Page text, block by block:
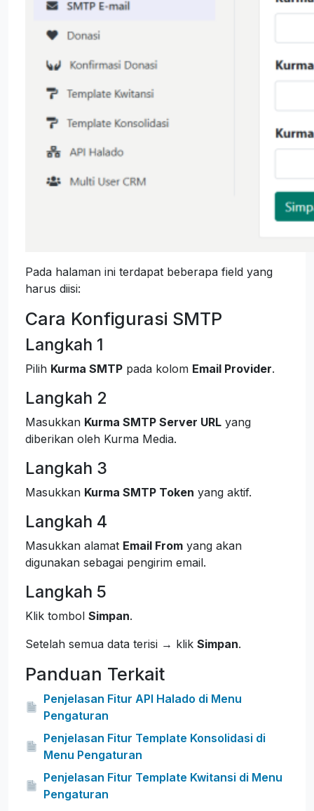
Pada halaman ini terdapat beberapa field yang
harus diisi:
Cara Konfigurasi SMTP
Langkah 1
Pilih Kurma SMTP pada kolom Email Provider.
Langkah 2
Masukkan Kurma SMTP Server URL yang
diberikan oleh Kurma Media.
Langkah 3
Masukkan Kurma SMTP Token yang aktif.
Langkah 4
Masukkan alamat Email From yang akan
digunakan sebagai pengirim email.
Langkah 5
Klik tombol Simpan.
Setelah semua data terisi → klik Simpan.
Panduan Terkait
Penjelasan Fitur API Halado di Menu
Pengaturan
Penjelasan Fitur Template Konsolidasi di
Menu Pengaturan
Penjelasan Fitur Template Kwitansi di Menu
Pengaturan